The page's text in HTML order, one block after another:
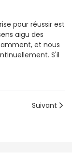
pour réussir est
aigu des
et nous
S'il
Suivant